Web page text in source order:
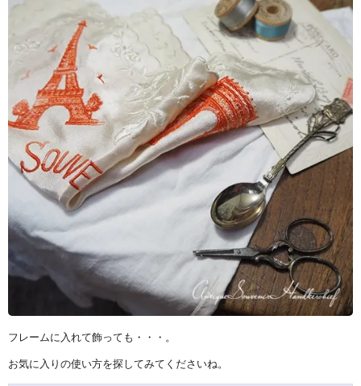
フレームに入れて飾っても・・・。
お気に入りの使い方を探してみてくださいね。